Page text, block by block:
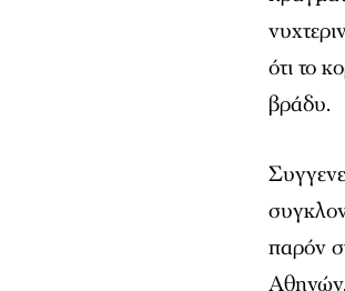
ότι το
βράδυ.
παρόν
Αθηνών.